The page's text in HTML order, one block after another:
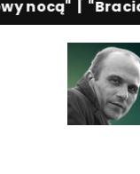
nocą"|"Bracia"